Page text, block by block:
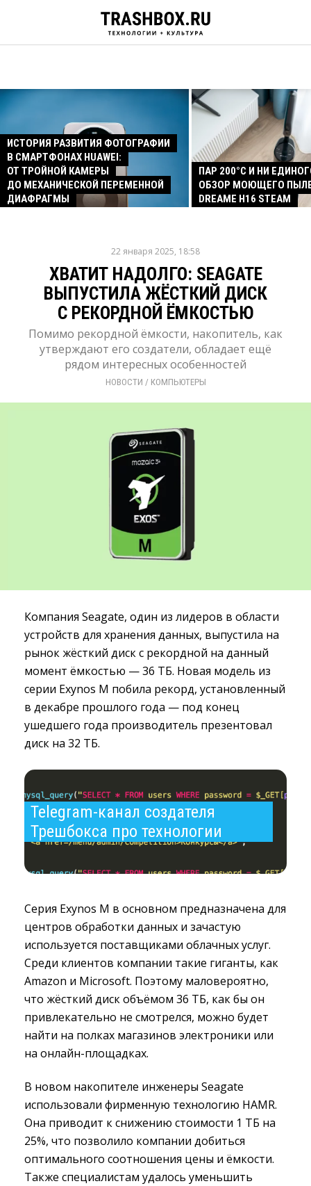
ИСТОРИЯ РАЗВИТИЯ ФОТОГРАФИИ
В СМАРТФОНАХ HUAWEI:
ОТ ТРОЙНОЙ КАМЕРЫ
ДО МЕХАНИЧЕСКОЙ ПЕРЕМЕННОЙ
ДИАФРАГМЫ
ПАР 200°C И НИ
ОБЗОР МОЮЩЕГО
DREAME H16 STEAM
22 января 2025, 18:58
ХВАТИТ НАДОЛГО: SEAGATE
ВЫПУСТИЛА ЖЁСТКИЙ ДИСК
С РЕКОРДНОЙ ЁМКОСТЬЮ
Помимо рекордной ёмкости, накопитель, как
утверждают его создатели, обладает ещё
рядом интересных особенностей
НОВОСТИ / КОМПЬЮТЕРЫ
Компания Seagate, один из лидеров в области
устройств для хранения данных, выпустила на
рынок жёсткий диск с рекордной на данный
момент ёмкостью — 36 ТБ. Новая модель из
серии Exynos M побила рекорд, установленный
в декабре прошлого года — под конец
ушедшего года производитель презентовал
диск на 32 ТБ.
Telegram-канал создателя
Трешбокса про технологии
Серия Exynos M в основном предназначена для
центров обработки данных и зачастую
используется поставщиками облачных услуг.
Среди клиентов компании такие гиганты, как
Amazon и Microsoft. Поэтому маловероятно,
что жёсткий диск объёмом 36 ТБ, как бы он
привлекательно не смотрелся, можно будет
найти на полках магазинов электроники или
на онлайн-площадках.
В новом накопителе инженеры Seagate
использовали фирменную технологию HAMR.
Она приводит к снижению стоимости 1 ТБ на
25%, что позволило компании добиться
оптимального соотношения цены и ёмкости.
Также специалистам удалось уменьшить